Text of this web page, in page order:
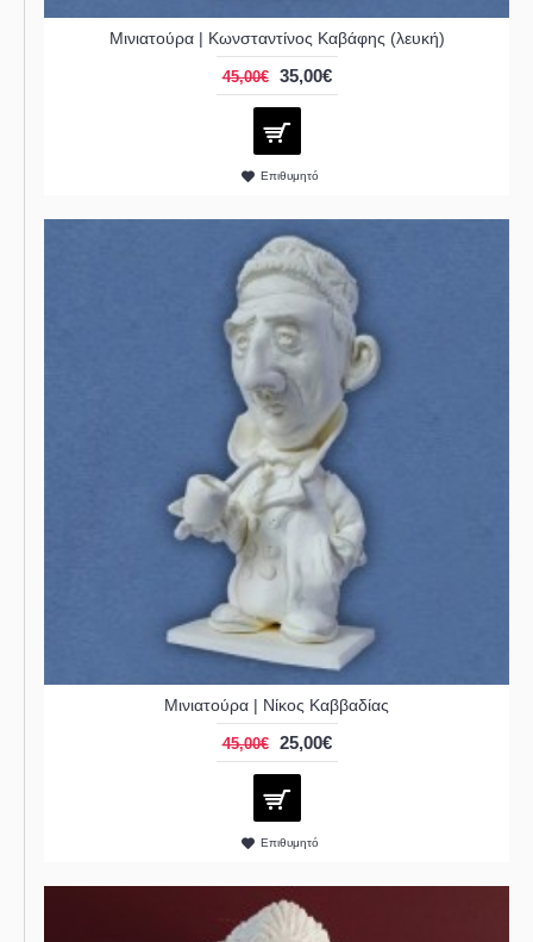
Μινιατούρα | Κωνσταντίνος Καβάφης (λευκή)
45,00€ 35,00€
Επιθυμητό
Μινιατούρα | Νίκος Καββαδίας
45,00€ 25,00€
Επιθυμητό